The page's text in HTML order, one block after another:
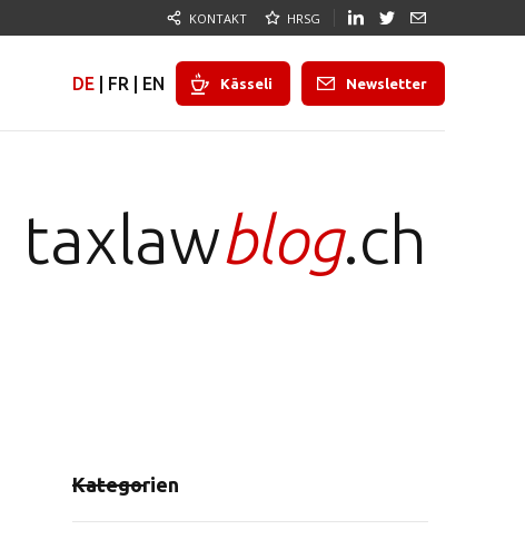
KONTAKT HRSG
DE FR EN Kässeli Newsletter
taxlawblog.ch
Kategorien